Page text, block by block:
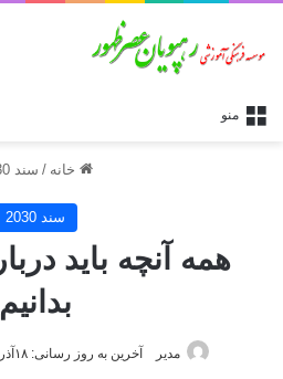
منو
خانه / سند 2030
سند 2030
بدانیم
مدیر آخرین به روز رسانی: ۱۸آذر ۱۴۰۱